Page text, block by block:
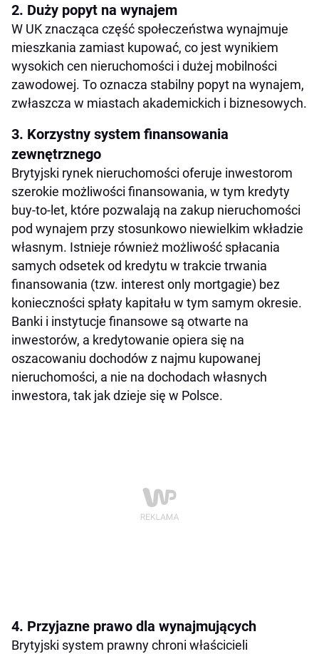
2. Duży popyt na wynajem
W UK znacząca część społeczeństwa wynajmuje
mieszkania zamiast kupować, co jest wynikiem
wysokich cen nieruchomości i dużej mobilności
zawodowej. To oznacza stabilny popyt na wynajem,
zwłaszcza w miastach akademickich i biznesowych.
3. Korzystny system finansowania
zewnętrznego
Brytyjski rynek nieruchomości oferuje inwestorom
szerokie możliwości finansowania, w tym kredyty
buy-to-let, które pozwalają na zakup nieruchomości
pod wynajem przy stosunkowo niewielkim wkładzie
własnym. Istnieje również możliwość spłacania
samych odsetek od kredytu w trakcie trwania
finansowania (tzw. interest only mortgagie) bez
konieczności spłaty kapitału w tym samym okresie.
Banki i instytucje finansowe są otwarte na
inwestorów, a kredytowanie opiera się na
oszacowaniu dochodów z najmu kupowanej
nieruchomości, a nie na dochodach własnych
inwestora, tak jak dzieje się w Polsce.
4. Przyjazne prawo dla wynajmujących
Brytyjski system prawny chroni właścicieli